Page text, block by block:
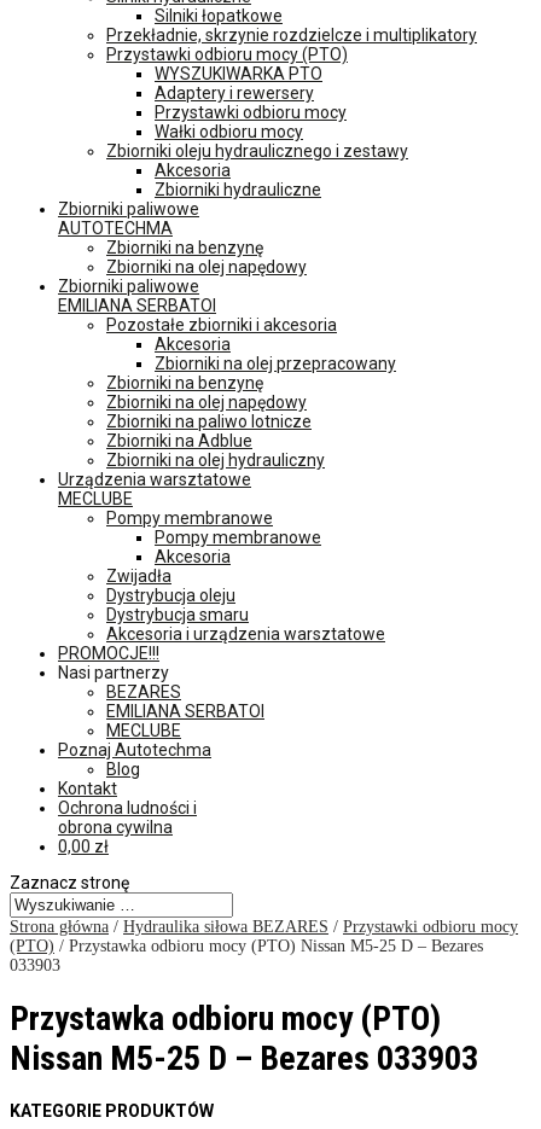
Silniki łopatkowe
Przekładnie, skrzynie rozdzielcze i multiplikatory
Przystawki odbioru mocy (PTO)
WYSZUKIWARKA PTO
Adaptery i rewersery
Przystawki odbioru mocy
Wałki odbioru mocy
Zbiorniki oleju hydraulicznego i zestawy
Akcesoria
Zbiorniki hydrauliczne
Zbiorniki paliwowe
AUTOTECHMA
Zbiorniki na benzynę
Zbiorniki na olej napędowy
Zbiorniki paliwowe
EMILIANA SERBATOI
Pozostałe zbiorniki i akcesoria
Akcesoria
Zbiorniki na olej przepracowany
Zbiorniki na benzynę
Zbiorniki na olej napędowy
Zbiorniki na paliwo lotnicze
Zbiorniki na Adblue
Zbiorniki na olej hydrauliczny
Urządzenia warsztatowe
MECLUBE
Pompy membranowe
Pompy membranowe
Akcesoria
Zwijadła
Dystrybucja oleju
Dystrybucja smaru
Akcesoria i urządzenia warsztatowe
PROMOCJE!!!
Nasi partnerzy
BEZARES
EMILIANA SERBATOI
MECLUBE
Poznaj Autotechma
Blog
Kontakt
Ochrona ludności i
obrona cywilna
0,00 zł
Zaznacz stronę
Strona główna / Hydraulika siłowa BEZARES / Przystawki odbioru mocy
(PTO) / Przystawka odbioru mocy (PTO) Nissan M5-25 D – Bezares
033903
Przystawka odbioru mocy (PTO)
Nissan M5-25 D – Bezares 033903
KATEGORIE PRODUKTÓW